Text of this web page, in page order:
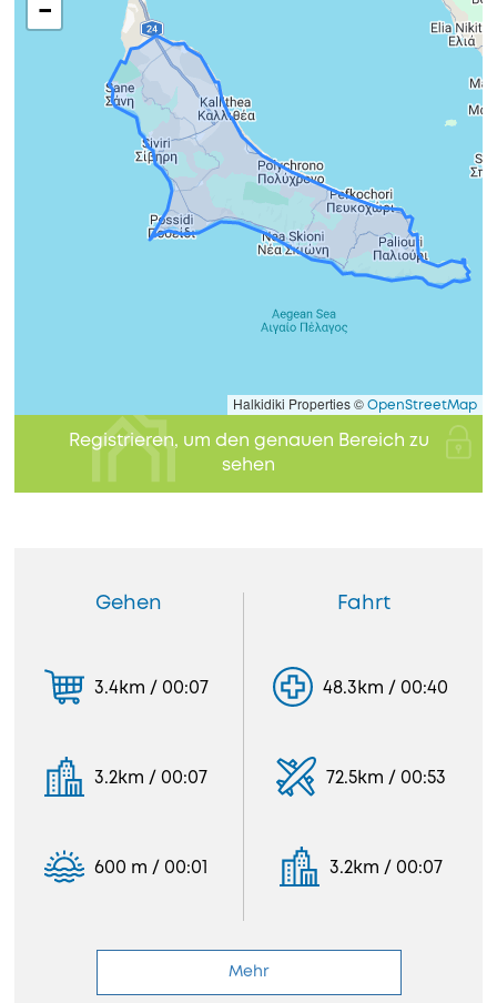
−
Halkidiki Properties © OpenStreetMap
Registrieren, um den genauen Bereich zu
sehen
Gehen
3.4km / 00:07
3.2km / 00:07
600 m / 00:01
Fahrt
48.3km / 00:40
72.5km / 00:53
3.2km / 00:07
Mehr